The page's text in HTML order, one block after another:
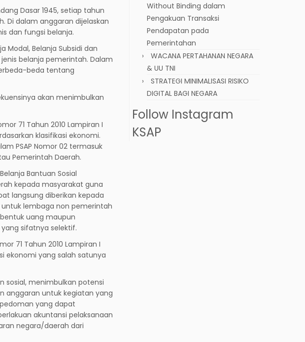
Dasar 1945, setiap tahun
Di dalam anggaran dijelaskan
dan fungsi belanja.
Modal, Belanja Subsidi dan
belanja pemerintah. Dalam
beda tentang
akan menimbulkan
71 Tahun 2010 Lampiran I
klasifikasi ekonomi.
PSAP Nomor 02 termasuk
Pemerintah Daerah.
Bantuan Sosial
kepada masyarakat guna
langsung diberikan kepada
lembaga non pemerintah
uang maupun
sifatnya selektif.
71 Tahun 2010 Lampiran I
ekonomi yang salah satunya
sosial, menimbulkan potensi
anggaran untuk kegiatan yang
yang dapat
akuntansi pelaksanaan
negara/daerah dari
Without Binding dalam
Pengakuan Transaksi
Pendapatan pada
Pemerintahan
WACANA PERTAHANAN NEGARA
& UU TNI
STRATEGI MINIMALISASI RISIKO
DIGITAL BAGI NEGARA
Follow Instagram
KSAP